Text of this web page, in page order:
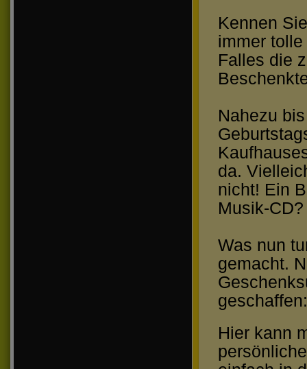
Kennen
immer
Falles die
Nahezu
da.
nicht! Ein
Musik-
Was nun
gemacht.
geschaffen:
Hier kann